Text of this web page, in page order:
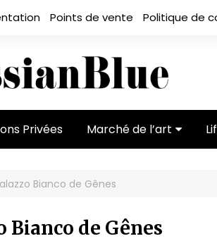
Points de vente Politique de
Privées Marché de l’art
acteurs
Bianco de Gênes
Bianco de Gênes